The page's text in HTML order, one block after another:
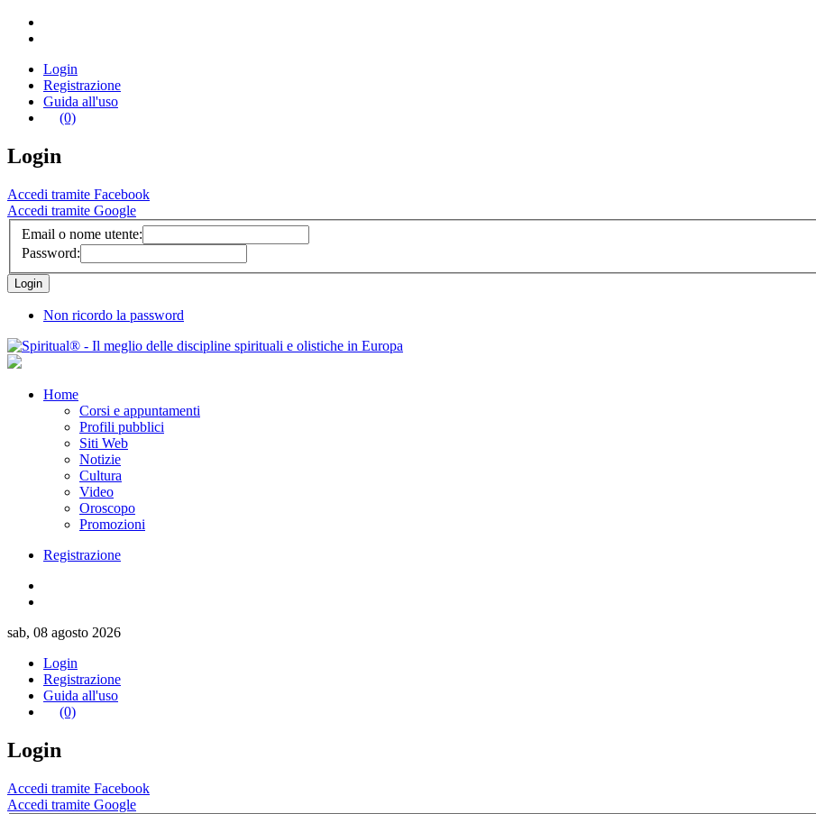
Login
Registrazione
Guida all'uso
(0)
Login
Accedi tramite Facebook
Accedi tramite Google
Email o nome utente:
Password:
Non ricordo la password
Home
Corsi e appuntamenti
Profili pubblici
Siti Web
Notizie
Cultura
Video
Oroscopo
Promozioni
Registrazione
sab, 08 agosto 2026
Login
Registrazione
Guida all'uso
(0)
Login
Accedi tramite Facebook
Accedi tramite Google